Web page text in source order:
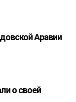
Аравии
о своей